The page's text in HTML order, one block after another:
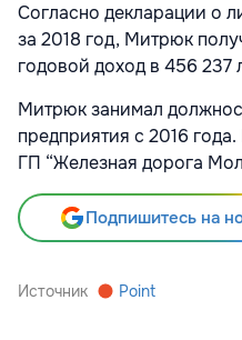
Согласно декларации о
за 2018 год, Митрюк
годовой доход в 456 237
Митрюк занимал
предприятия с 2016
ГП “Железная дорога
Подпишитесь на
Источник Point